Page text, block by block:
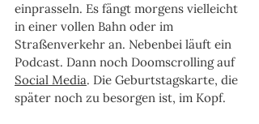
einprasseln. Es fängt morgens vielleicht
in einer vollen Bahn oder im
Straßenverkehr an. Nebenbei läuft ein
Podcast. Dann noch Doomscrolling auf
Social Media. Die Geburtstagskarte, die
später noch zu besorgen ist, im Kopf.